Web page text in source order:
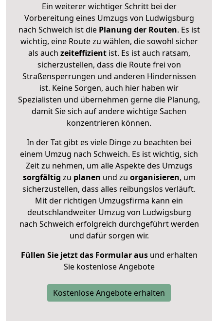
Ein weiterer wichtiger Schritt bei der
Vorbereitung eines Umzugs von Ludwigsburg
nach Schweich ist diePlanung der Routen. Es ist
wichtig, eine Route zu wählen, die sowohl sicher
als auch zeiteffizientist. Es ist auch ratsam,
sicherzustellen, dass die Route frei von
Straßensperrungen und anderen Hindernissen
ist. Keine Sorgen, auch hier haben wir
Spezialisten und übernehmen gerne die Planung,
damit Sie sich auf andere wichtige Sachen
konzentrieren können.
In der Tat gibt es viele Dinge zu beachten bei
einem Umzug nach Schweich. Es ist wichtig, sich
Zeit zu nehmen, um alle Aspekte des Umzugs
sorgfältig zu planen und zu organisieren, um
sicherzustellen, dass alles reibungslos verläuft.
Mit der richtigen Umzugsfirma kann ein
deutschlandweiter Umzug von Ludwigsburg
nach Schweich erfolgreich durchgeführt werden
und dafür sorgen wir.
Füllen Sie jetzt das Formular ausund erhalten
Sie kostenlose Angebote
Kostenlose Angebote erhalten